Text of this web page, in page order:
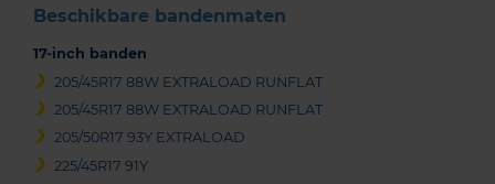
Beschikbare bandenmaten
17-inch banden
205/45R17 88W EXTRALOAD RUNFLAT
205/45R17 88W EXTRALOAD RUNFLAT
205/50R17 93Y EXTRALOAD
225/45R17 91Y